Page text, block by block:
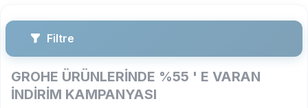
Filtre
GROHE ÜRÜNLERİNDE %55 ' E VARAN
İNDİRİM KAMPANYASI